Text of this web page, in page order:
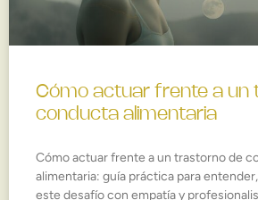
Cómo actuar frente a un
conducta alimentaria
Cómo actuar frente a un trastorno de
alimentaria: guía práctica para
este desafío con empatía y